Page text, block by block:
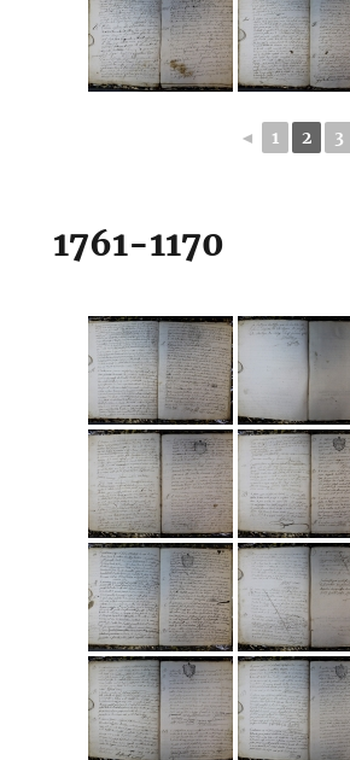
◄ 1 2 3
1761-1170